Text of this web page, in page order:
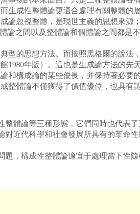
生成性整體論更適合處理有關整體的
論忽視整體，是現世主義的思想來源
論之間以及整體論和個體論之間都是
的思想方法。而按照黑格爾的說法
年版）。這也是生成論方法的先
和構成論的某些優長，并保持著必要
體論不僅獲得了價值優位，也具有
體論等三種形態，它們同時也代表了
近代科學和社會發展所具有的革命性
，構成性整體論適宜于處理當下性隨